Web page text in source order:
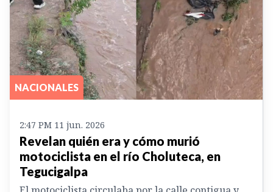
NACIONALES
2:47 PM 11 jun. 2026
Revelan quién era y cómo murió
motociclista en el río Choluteca, en
Tegucigalpa